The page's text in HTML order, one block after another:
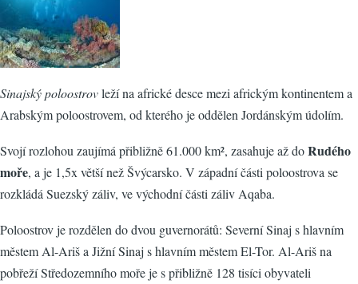
Sinajský poloostrovleží na africké desce mezi africkým kontinentem a
Arabským poloostrovem, od kterého je oddělen Jordánským údolím.
Svojí rozlohou zaujímá přibližně 61.000 km², zasahuje až doRudého
moře, a je 1,5x větší než Švýcarsko. V západní části poloostrova se
rozkládá Suezský záliv, ve východní části záliv Aqaba.
Poloostrov je rozdělen do dvou guvernorátů: Severní Sinaj s hlavním
městem Al-Ariš a Jižní Sinaj s hlavním městem El-Tor. Al-Ariš na
pobřeží Středozemního moře je s přibližně 128 tisíci obyvateli